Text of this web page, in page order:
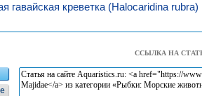
гавайская креветка (Halocaridina rubra)
ССЫЛКА НА